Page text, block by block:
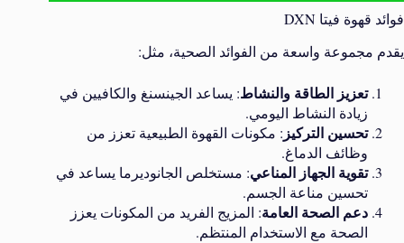
فوائد قهوة فيتا DXN
يقدم مجموعة واسعة من الفوائد الصحية، مثل:
تعزيز الطاقة والنشاط: يساعد الجينسنغ والكافيين في
زيادة النشاط اليومي.
تحسين التركيز : مكونات القهوة الطبيعية تعزز من
وظائف الدماغ.
تقوية الجهاز المناعي: مستخلص الجانوديرما يساعد في
تحسين مناعة الجسم.
دعم الصحة العامة: المزيج الفريد من المكونات يعزز
الصحة مع الاستخدام المنتظم.